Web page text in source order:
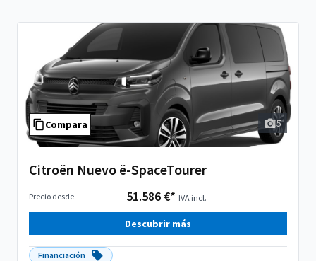
Compara 5
Citroën Nuevo ë-SpaceTourer
Precio desde 51.586 €* IVA incl.
Descubrir más
Financiación